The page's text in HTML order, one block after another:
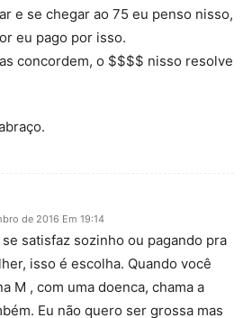
e se chegar ao 75 eu penso nisso,
eu pago por isso.
concordem, o $$$$ nisso resolve
de 2016 Em 19:14
satisfaz sozinho ou pagando pra
isso é escolha. Quando você
M , com uma doenca, chama a
Eu não quero ser grossa mas